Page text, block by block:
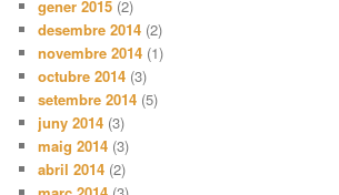
gener 2015 (2)
desembre 2014 (2)
novembre 2014 (1)
octubre 2014 (3)
setembre 2014 (5)
juny 2014 (3)
maig 2014 (3)
abril 2014 (2)